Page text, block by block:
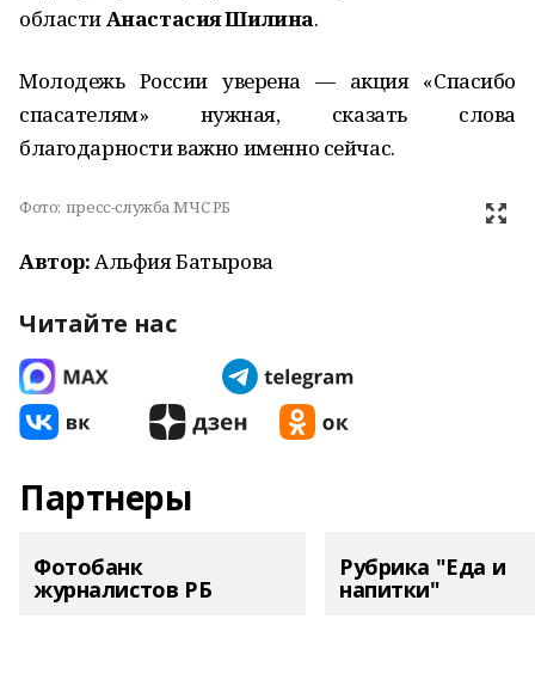
областиАнастасия Шилина.
Молодежь России уверена — акция «Спасибо
спасателям» нужная, сказать слова
благодарности важно именно сейчас.
Фото: пресс-служба МЧС РБ
Автор:Альфия Батырова
Читайте нас
Партнеры
Фотобанк
журналистов РБ
Рубрика "Еда и
напитки"